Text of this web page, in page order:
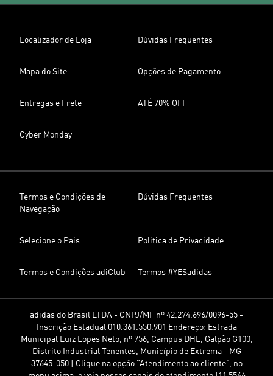
Localizador de Loja Dúvidas Frequentes
Mapa do Site Opções de Pagamento
Entregas e Frete ATÉ 70% OFF
Cyber Monday
Termos e Condições de
Navegação
Dúvidas Frequentes
Selecione o Pais Politica de Privacidade
Termos e Condições adiClub Termos #YESadidas
adidas do Brasil LTDA - CNPJ/MF nº 42.274.696/0096-55 -
Inscrição Estadual 010.361.550.901 Endereço: Estrada
Municipal Luiz Lopes Neto, nº 756, Campus DHL, Galpão G100,
Distrito Industrial Tenentes, Município de Extrema - MG
37645-050 | Clique na opção “Atendimento ao cliente”, no